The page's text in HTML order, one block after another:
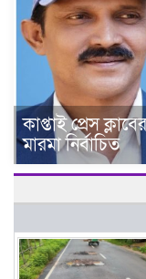
কাপ্তাই প্রেস
মারমা নির্বাচিত